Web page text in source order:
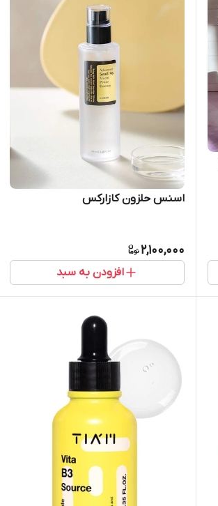
اسنس حلزون کازارکس
2,100,000
افزودن به سبد